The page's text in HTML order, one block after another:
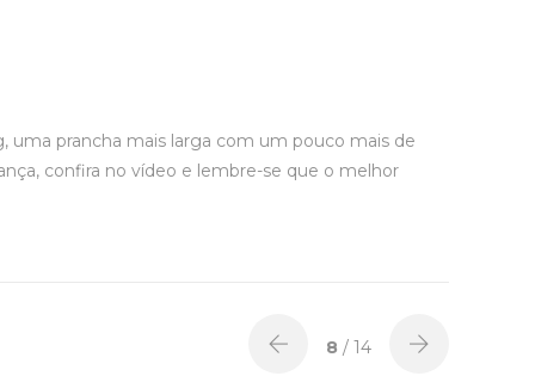
uma prancha mais larga com um pouco mais de
confira no vídeo e lembre-se que o melhor
8 / 14